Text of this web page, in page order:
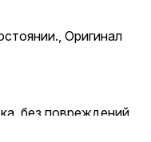
Оригинал
без повреждений